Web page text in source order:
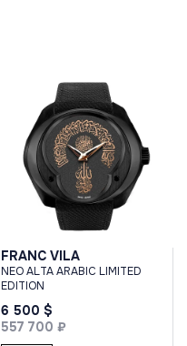
FRANC VILA
NEO ALTA ARABIC LIMITED
EDITION
6 500 $
557 700 ₽